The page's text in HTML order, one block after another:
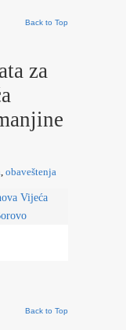
Back to Top
za
, obaveštenja
Back to Top